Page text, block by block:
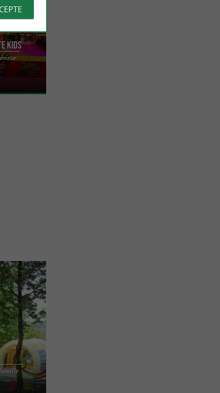
Kids
de 1800
structure
Jean-de-
Pée-sur-